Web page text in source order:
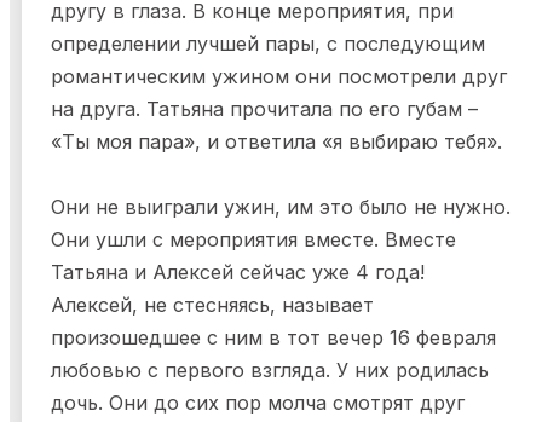
другу в глаза. В конце мероприятия, при
определении лучшей пары, с последующим
романтическим ужином они посмотрели друг
на друга. Татьяна прочитала по его губам –
«Ты моя пара», и ответила «я выбираю тебя».
Они не выиграли ужин, им это было не нужно.
Они ушли с мероприятия вместе. Вместе
Татьяна и Алексей сейчас уже 4 года!
Алексей, не стесняясь, называет
произошедшее с ним в тот вечер 16 февраля
любовью с первого взгляда. У них родилась
дочь. Они до сих пор молча смотрят друг